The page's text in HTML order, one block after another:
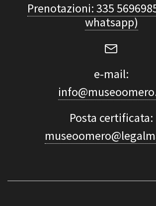
Prenotazioni: 335
whatsapp)
e-mail:
Posta certificata: